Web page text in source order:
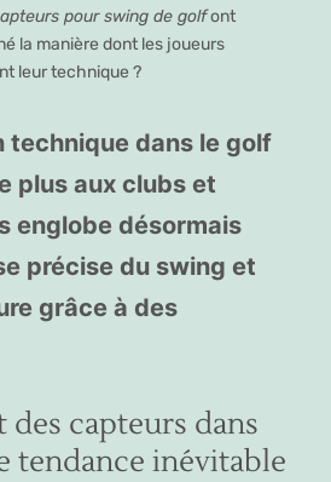
pour swing de golfont
la manière dont les joueurs
leur technique ?
technique dans le golf
plus aux clubs et
englobe désormais
précise du swing et
grâce à des
des capteurs dans
tendance inévitable